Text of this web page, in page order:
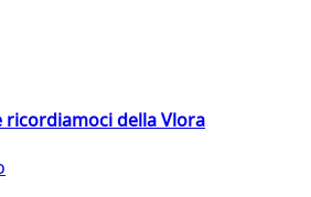
ricordiamoci della Vlora